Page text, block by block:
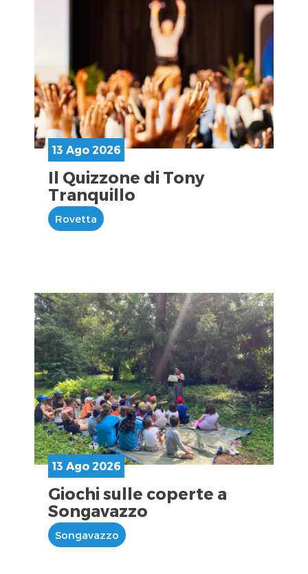
13 Ago 2026
Il Quizzone di Tony
Tranquillo
Rovetta
13 Ago 2026
Giochi sulle coperte a
Songavazzo
Songavazzo